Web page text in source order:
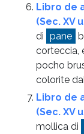
Libro de
(Sec. XV
di pane
corteccia,
pocho
colorite
Libro de
(Sec. XV
mollica di